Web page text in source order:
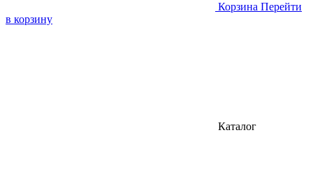
Корзина Перейти
в корзину
Каталог